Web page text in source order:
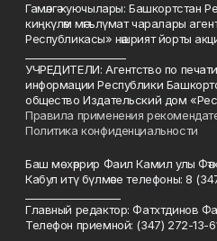
Гамәлгә куючылары: Башкортстан
киңкүләм мәгълүмат чаралары
Республикасы» нәшрият йорты
УЧРЕДИТЕЛИ: Агентство по
информации Республики
общество Издательский дом
Правила применения
Политика конфиденциальности
Баш мөхәррир Фаил Камил улы
Кабул итү бүлмәсе телефоны: 8
Главный редактор: Фатхтдинов
Телефон приемной: (347) 272-13-